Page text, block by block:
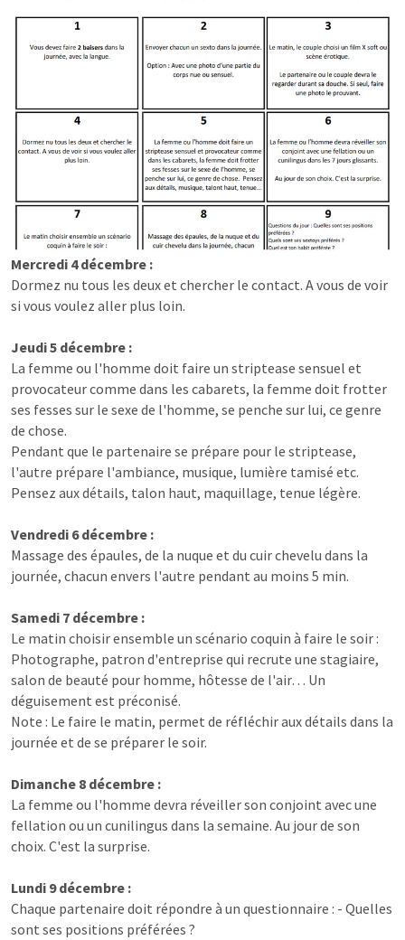
Mercredi 4 décembre :
Dormez nu tous les deux et chercher le contact. A vous de voir
si vous voulez aller plus loin.
Jeudi 5 décembre :
La femme ou l'homme doit faire un striptease sensuel et
provocateur comme dans les cabarets, la femme doit frotter
ses fesses sur le sexe de l'homme, se penche sur lui, ce genre
de chose.
Pendant que le partenaire se prépare pour le striptease,
l'autre prépare l'ambiance, musique, lumière tamisé etc.
Pensez aux détails, talon haut, maquillage, tenue légère.
Vendredi 6 décembre :
Massage des épaules, de la nuque et du cuir chevelu dans la
journée, chacun envers l'autre pendant au moins 5 min.
Samedi 7 décembre :
Le matin choisir ensemble un scénario coquin à faire le soir :
Photographe, patron d'entreprise qui recrute une stagiaire,
salon de beauté pour homme, hôtesse de l'air… Un
déguisement est préconisé.
Note : Le faire le matin, permet de réfléchir aux détails dans la
journée et de se préparer le soir.
Dimanche 8 décembre :
La femme ou l'homme devra réveiller son conjoint avec une
fellation ou un cunilingus dans la semaine. Au jour de son
choix. C'est la surprise.
Lundi 9 décembre :
Chaque partenaire doit répondre à un questionnaire : - Quelles
sont ses positions préférées ?